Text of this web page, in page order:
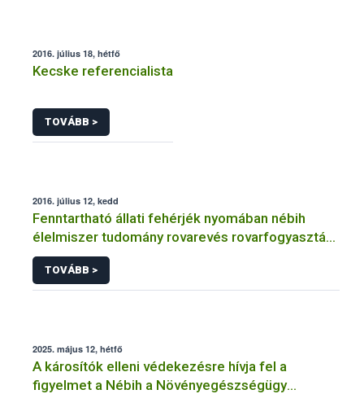
2016. július 18, hétfő
Kecske referencialista
TOVÁBB >
2016. július 12, kedd
Fenntartható állati fehérjék nyomában nébih
élelmiszer tudomány rovarevés rovarfogyasztás
rovar
TOVÁBB >
2025. május 12, hétfő
A károsítók elleni védekezésre hívja fel a
figyelmet a Nébih a Növényegészségügy